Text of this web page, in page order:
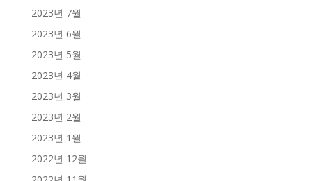
2023년 7월
2023년 6월
2023년 5월
2023년 4월
2023년 3월
2023년 2월
2023년 1월
2022년 12월